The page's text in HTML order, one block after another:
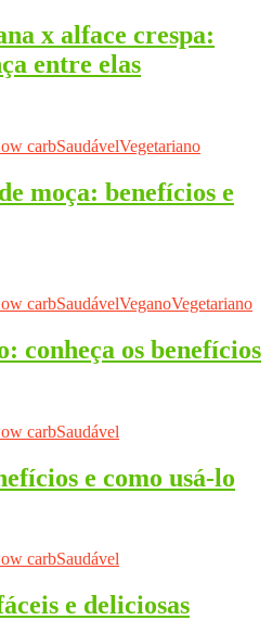
x alface crespa:
entre elas
carbSaudávelVegetariano
moça: benefícios e
carbSaudávelVeganoVegetariano
conheça os benefícios
carbSaudável
e como usá-lo
carbSaudável
e deliciosas